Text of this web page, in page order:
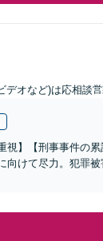
デオなど)は応相談
視】【刑事事件の
向けて尽力。犯罪